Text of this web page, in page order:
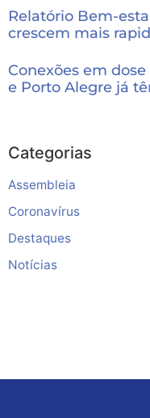
Relatório Bem-
crescem mais
Conexões em
e Porto Alegre já
Categorias
Assembleia
Coronavírus
Destaques
Notícias